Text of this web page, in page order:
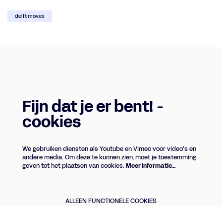
delft moves
Fijn dat je er bent! -
cookies
We gebruiken diensten als Youtube en Vimeo voor video's en
andere media. Om deze te kunnen zien, moet je toestemming
geven tot het plaatsen van cookies.Meer informatie…
ALLEEN FUNCTIONELE COOKIES
Inzoomen